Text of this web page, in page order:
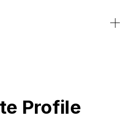
役員紹介CSR DE&I
Profile